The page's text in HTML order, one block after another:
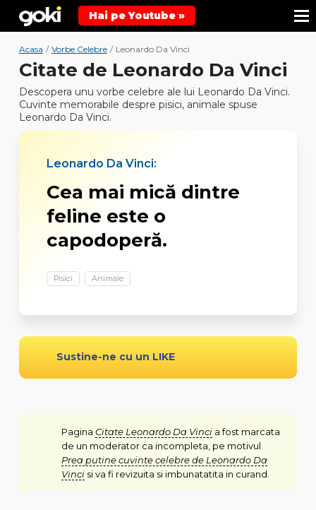
Hai pe Youtube »
Acasa / Vorbe Celebre / Leonardo Da Vinci
Citate de Leonardo Da Vinci
Descopera unu vorbe celebre ale lui Leonardo Da Vinci.
Cuvinte memorabile despre pisici, animale spuse
Leonardo Da Vinci.
Leonardo Da Vinci:
Cea mai mică dintre
feline este o
capodoperă.
Pisici Animale
Sustine-ne cu un LIKE
Pagina Citate Leonardo Da Vincia fost marcata
de un moderator ca incompleta, pe motivul
Prea putine cuvinte celebre de Leonardo Da
Vincisi va fi revizuita si imbunatatita in curand.